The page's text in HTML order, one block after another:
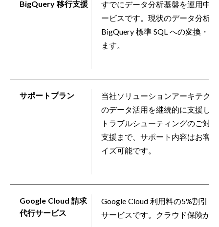
BigQuery 移行支援
すでにデータ分析基盤を運用中
ービスです。現状のデータ分析
BigQuery 標準 SQL への変換・
ます。
サポートプラン
当社ソリューションアーキテク
のデータ活用を継続的に支援し
トラブルシューティングのご対
支援まで、サポート内容はお客
イズ可能です。
Google Cloud 請求
代行サービス
Google Cloud 利用料の5%割引
サービスです。クラウド保険が